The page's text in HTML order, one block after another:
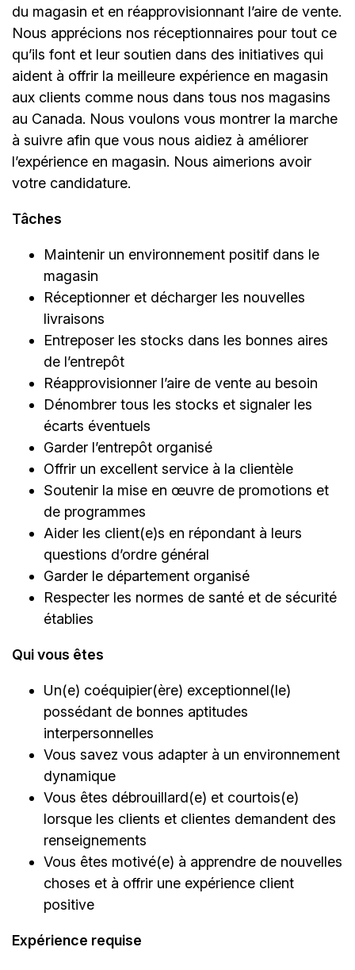
du magasin et en réapprovisionnant l’aire de vente.
Nous apprécions nos réceptionnaires pour tout ce
qu’ils font et leur soutien dans des initiatives qui
aident à offrir la meilleure expérience en magasin
aux clients comme nous dans tous nos magasins
au Canada. Nous voulons vous montrer la marche
à suivre afin que vous nous aidiez à améliorer
l’expérience en magasin. Nous aimerions avoir
votre candidature.
Tâches
Maintenir un environnement positif dans le
magasin
Réceptionner et décharger les nouvelles
livraisons
Entreposer les stocks dans les bonnes aires
de l’entrepôt
Réapprovisionner l’aire de vente au besoin
Dénombrer tous les stocks et signaler les
écarts éventuels
Garder l’entrepôt organisé
Offrir un excellent service à la clientèle
Soutenir la mise en œuvre de promotions et
de programmes
Aider les client(e)s en répondant à leurs
questions d’ordre général
Garder le département organisé
Respecter les normes de santé et de sécurité
établies
Qui vous êtes
Un(e) coéquipier(ère) exceptionnel(le)
possédant de bonnes aptitudes
interpersonnelles
Vous savez vous adapter à un environnement
dynamique
Vous êtes débrouillard(e) et courtois(e)
lorsque les clients et clientes demandent des
renseignements
Vous êtes motivé(e) à apprendre de nouvelles
choses et à offrir une expérience client
positive
Expérience requise